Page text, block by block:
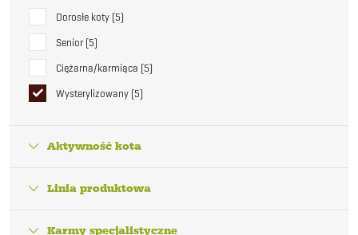
Dorosłe koty 5
Senior 5
Ciężarna/karmiąca 5
Wysterylizowany 5
Aktywność kota
Linia produktowa
Karmy specjalistyczne